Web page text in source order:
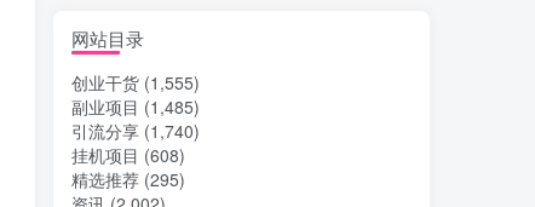
热门文章
网站目录
创业干货 (1,555)
副业项目 (1,485)
引流分享 (1,740)
挂机项目 (608)
精选推荐 (295)